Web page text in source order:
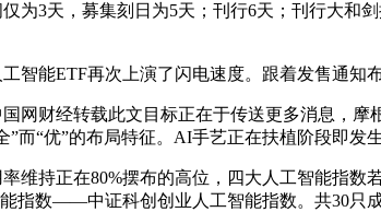
为3天，募集刻日为5天；刊行6天；刊行大和
能ETF再次上演了闪电速度。跟着发售通知
财经转载此文目标正在于传送更多消息，摩
而“优”的布局特征。AI手艺正在扶植阶段即发生
持正在80%摆布的高位，四大人工智能指数
指数——中证科创创业人工智能指数。共30只